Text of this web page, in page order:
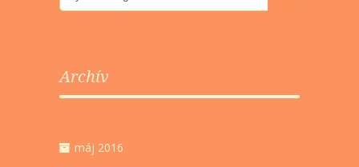
Archív
máj 2016